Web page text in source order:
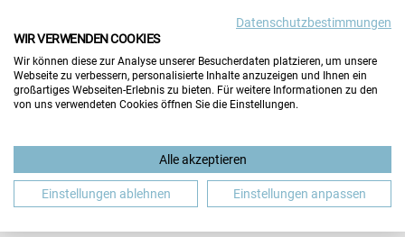
BERUFLICHE ORIENTIERUNG BEWERBUNG
Datenschutzbestimmungen
WIR VERWENDEN COOKIES
Wir können diese zur Analyse unserer Besucherdaten platzieren, um unsere
Webseite zu verbessern, personalisierte Inhalte anzuzeigen und Ihnen ein
großartiges Webseiten-Erlebnis zu bieten. Für weitere Informationen zu den
von uns verwendeten Cookies öffnen Sie die Einstellungen.
Alle akzeptieren
Einstellungen ablehnen Einstellungen anpassen